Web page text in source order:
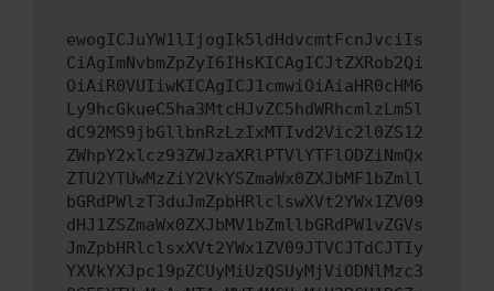
ewogICJuYW1lIjogIk5ldHdvcmtFcnJvciIs
CiAgImNvbmZpZyI6IHsKICAgICJtZXRob2Qi
OiAiR0VUIiwKICAgICJ1cmwiOiAiaHR0cHM6
Ly9hcGkueC5ha3MtcHJvZC5hdWRhcmlzLm5l
dC92MS9jbGllbnRzLzIxMTIvd2Vic2l0ZS12
ZWhpY2xlcz93ZWJzaXRlPTVlYTFlODZiNmQx
ZTU2YTUwMzZiY2VkYSZmaWx0ZXJbMF1bZmll
bGRdPWlzT3duJmZpbHRlclswXVt2YWx1ZV09
dHJ1ZSZmaWx0ZXJbMV1bZmllbGRdPW1vZGVs
JmZpbHRlclsxXVt2YWx1ZV09JTVCJTdCJTIy
YXVkYXJpc19pZCUyMiUzQSUyMjViODNlMzc3